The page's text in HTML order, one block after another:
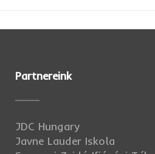
Partnereink
JDC Hungary
Javne Lauder Iskola